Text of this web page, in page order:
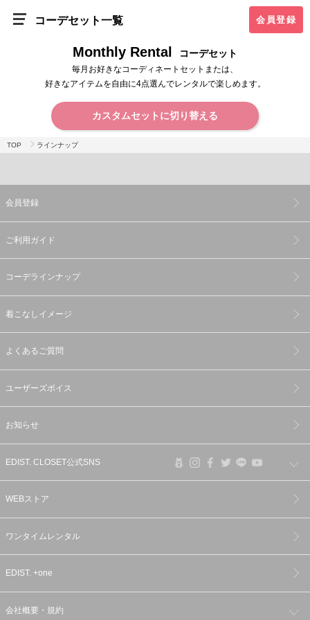
コーデセット一覧 会員登録
Monthly Rental コーデセット
毎月お好きなコーディネートセットまたは、
好きなアイテムを自由に4点選んでレンタルで楽しめます。
カスタムセットに切り替える
TOP ラインナップ
会員登録
ご利用ガイド
コーデラインナップ
着こなしイメージ
よくあるご質問
ユーザーズボイス
お知らせ
EDIST. CLOSET公式SNS
WEBストア
ワンタイムレンタル
EDIST. +one
会社概要・規約